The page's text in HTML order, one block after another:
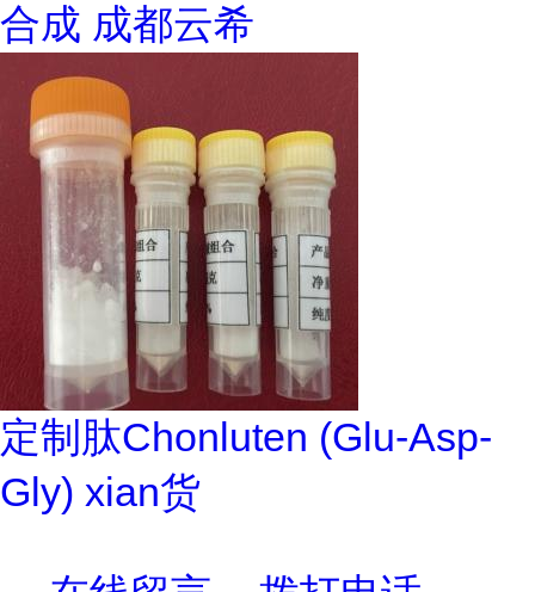
合成 成都云希
定制肽Chonluten (Glu-Asp-
Gly) xian货